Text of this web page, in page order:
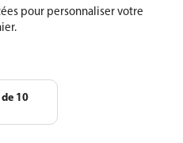
pour personnaliser votre
10